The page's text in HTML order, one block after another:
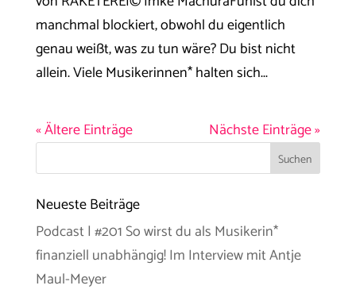
manchmal blockiert, obwohl du eigentlich
genau weißt, was zu tun wäre? Du bist nicht
allein. Viele Musikerinnen* halten sich...
« Ältere Einträge Nächste Einträge »
Neueste Beiträge
Podcast | #201 So wirst du als Musikerin*
finanziell unabhängig! Im Interview mit Antje
Maul-Meyer